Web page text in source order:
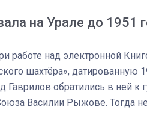
на Урале до 1951
работе над электронной
шахтёра», датированную
Гаврилов обратились в ней
Василии Рыжове. Тогда